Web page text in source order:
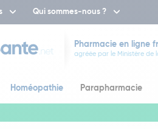
Qui sommes-nous ?
Pharmacie en ligne
agréée par le Ministère de
Homéopathie Parapharmacie